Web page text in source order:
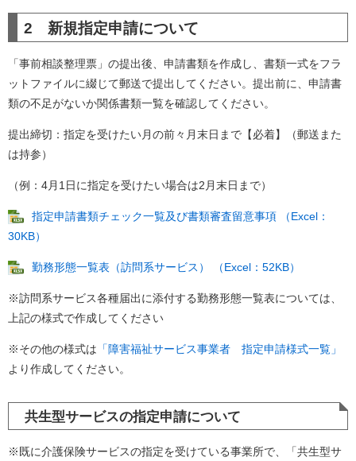
2 新規指定申請について
「事前相談整理票」の提出後、申請書類を作成し、書類一式をフラ
ットファイルに綴じて郵送で提出してください。提出前に、申請書
類の不足がないか関係書類一覧を確認してください。
提出締切：指定を受けたい月の前々月末日まで【必着】（郵送また
は持参）
（例：4月1日に指定を受けたい場合は2月末日まで）
指定申請書類チェック一覧及び書類審査留意事項 （Excel：
30KB）
勤務形態一覧表（訪問系サービス） （Excel：52KB）
※訪問系サービス各種届出に添付する勤務形態一覧表については、
上記の様式で作成してください
※その他の様式は 「障害福祉サービス事業者 指定申請様式一覧」
より作成してください。
共生型サービスの指定申請について
※既に介護保険サービスの指定を受けている事業所で、「共生型サ